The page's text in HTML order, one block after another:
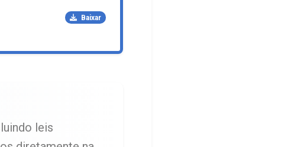
Baixar
leis